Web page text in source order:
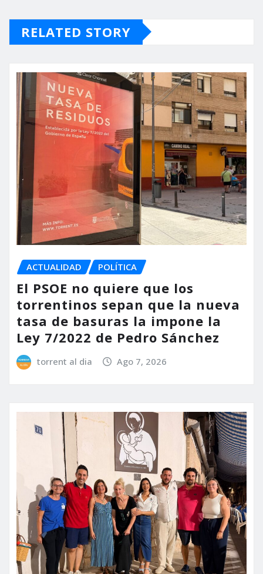
RELATED STORY
ACTUALIDAD POLÍTICA
El PSOE no quiere que los
torrentinos sepan que la nueva
tasa de basuras la impone la
Ley 7/2022 de Pedro Sánchez
torrent al dia Ago 7, 2026